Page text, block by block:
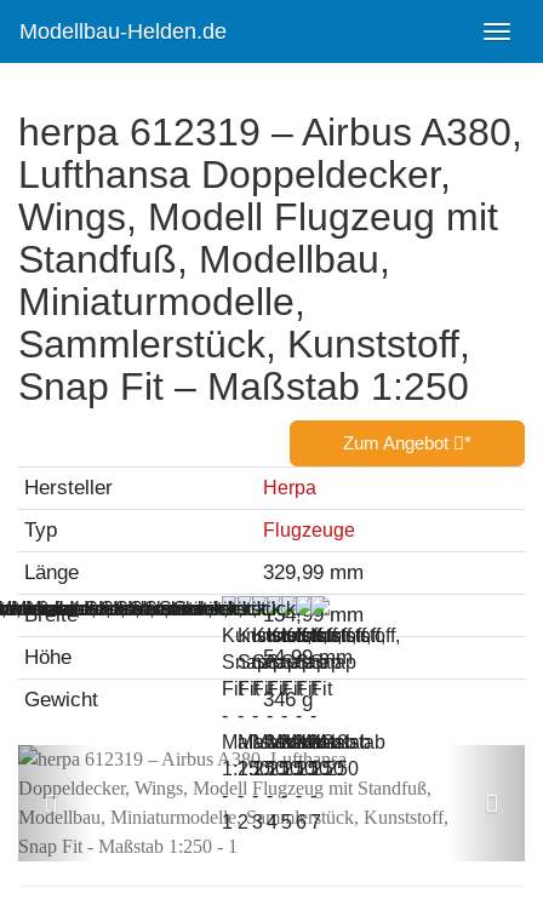
main
content
Modellbau-Helden.de
herpa 612319 – Airbus A380,
Lufthansa Doppeldecker,
Wings, Modell Flugzeug mit
Standfuß, Modellbau,
Miniaturmodelle,
Sammlerstück, Kunststoff,
Snap Fit – Maßstab 1:250
Zum Angebot *
Hersteller Herpa
Typ Flugzeuge
Länge
329,99 mm
Breite
134,99 mm
Höhe
54,99 mm
Gewicht
346 g